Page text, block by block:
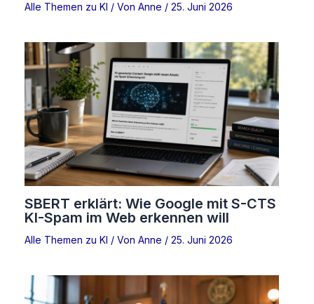
Alle Themen zu KI / Von Anne / 25. Juni 2026
SBERT erklärt: Wie Google mit S-CTS
KI-Spam im Web erkennen will
Alle Themen zu KI / Von Anne / 25. Juni 2026